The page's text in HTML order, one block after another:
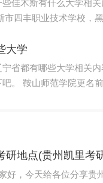
佳木斯有什么大学相
大学
省都有哪些大学相关内
范专科学
研地点(贵州凯里考
好，今天给各位分享贵